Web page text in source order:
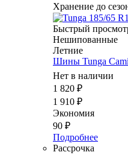
Хранение до
Быстрый
Нешипованные
Летние
Шины Tunga
Нет в наличии
1 820 ₽
1 910 ₽
Экономия
90 ₽
Подробнее
Рассрочка